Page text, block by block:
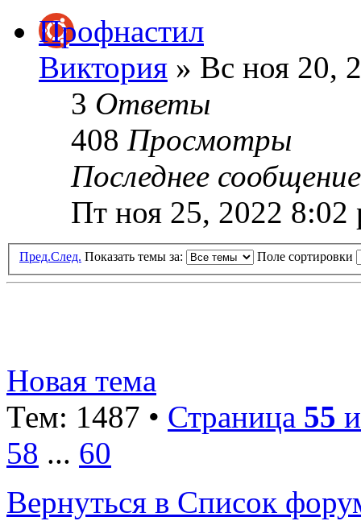
Профнастил
Виктория » Вс ноя 20,
3 Ответы
408 Просмотры
Последнее
Пт ноя 25, 2022 8:02
Пред.След. Показать темы за: Поле сортировки
Новая тема
Тем: 1487 • Страница 55
58 ... 60
Вернуться в Список